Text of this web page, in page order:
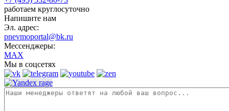
работаем круглосуточно
Напишите нам
Эл. адрес:
pnevmoportal@bk.ru
Мессенджеры:
MAX
Мы в соцсетях